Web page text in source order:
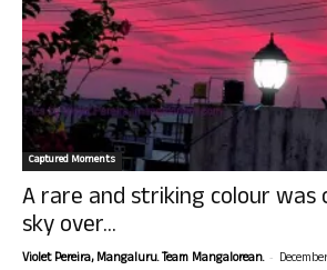
Captured Moments
A rare and striking colour was
sky over...
Violet Pereira, Mangaluru. Team Mangalorean. -